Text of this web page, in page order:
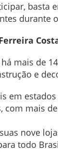
basta
durante
mais de
e
em
com mais
nove
todo